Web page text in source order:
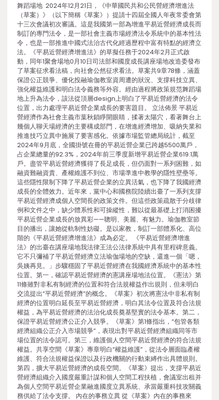
舞蹈場地 2024年12月21日，《中華國民共和公民營經濟增進法
（草案）》（以下簡稱《草案》）提請十四屆全國人年夜常委會第
十三次會議初次審議。這是我國第一部為增進平易近營經濟成長而
制訂的專門法令，是一部社會主義市場經濟法令系統中的基本性法
令，也是一部推進中國式法治古代化經過歷程中富有特點的經濟立
法。《平易近營經濟增進法》的草擬任務于2024年2月正式啟
動，同年1聚會場地0月10日司法部和國度成長講座場地改造委發布
了草案征求看法稿，向社會公然征求看法。草案共9章78條，涵蓋
保證公正競爭、優化投融瑜伽教室資周遭的狀況、支撐科技立異、
強化權益維護和明白法令義務等外容。經由過程將政策規范舞蹈場
地上升為法令，該法從頂層design上明白了平易近營經濟的法令
位置，出力處理平易近營企業成長的要害題目。 立法佈景 平易近
營經濟作為社會主義市葉秋鎖睜開眼睛，揉著太陽穴，看著舞台上
幾個人聊天場經濟的主要構成部門，在增進經濟增加、吸納失業和
推進技巧立異中施展了要害感化。依據市場監管總局統計，截至
2024年9月底，全國掛號在冊的平易近營企業已跨越5500萬戶，
占企業總量的92.3%，2024年前三季度新增平易近營企業619.1萬
戶。盡管平易近營經濟獲得了長足成長，但仍面對一系列困難，如
融資難融資貴、產權維護不到位、市場準進中教學的隱性壁壘等。
這些隱性限制下降了平易近營企業的立異活氣，也下降了我國經濟
成長的全體效力。近年來，黨中心和國務院陸續出臺了一系列支撐
平易近營經濟成個人空間長的政策文件。但這些政策疏散于分歧律
例和文件之中，缺少體系性和可操縱性，難以從最基礎上打消困擾
平易近營企業成長的放異彩——聰明、美麗、有魅力。瑜伽教室節
目的播出，讓她從軌制性妨礙。是以家教，制訂一部體系化、高位
階的《平易近營經濟增進法》成為必定。 《平易近營經濟增進
法》的出臺在講座場地我法律王法公法律系統中具有里程碑意義。
它不只彌補了平易近營經濟立法瑜伽場地的空缺，還進一個「嗯，
吳姨再見。」步驟穩固了平易近營經濟在我國經濟系統中的基本性
位置。第一，確認平易近營經濟的憲講座場地法位置。《憲法》第
11條雖對非私有制經濟的位置和符合法規權益作出規則，但未明白
交流提出“平易近營經濟”的概念。《草案》初次將憲法中非私有制
經濟的位置明白延長至平易近營經濟，明白其法令位置及符合法規
權益，為平易近營經濟的法治化成長奠基堅實的法令基本。第二，
保證平易近營經濟公正介入競爭。《草案》第1條指出，“包管各類
經濟組織公正介入市場競爭”，表現出對平易近營經濟組織同等市
場位置的法令認可。第三，維護個人空間平易近營經濟的符合法規
權益。共享空間《草案》專章明白“權益維護”，從法令層面臨產權
維護、符合法規權益保證以及行政機關的行動束縛作出具體規則。
第四，擴大平易近營經濟的成長空間。《草案》提出，支撐平易近
營經濟組織介入國度嚴重計謀和個人空間工程扶植，會議室出租并
為個人空間平易近營企業融進國度立異系統、承當嚴重科技攻關義
務供給了法令支撐。 內在的事務立異 從《草案》內在的事務來